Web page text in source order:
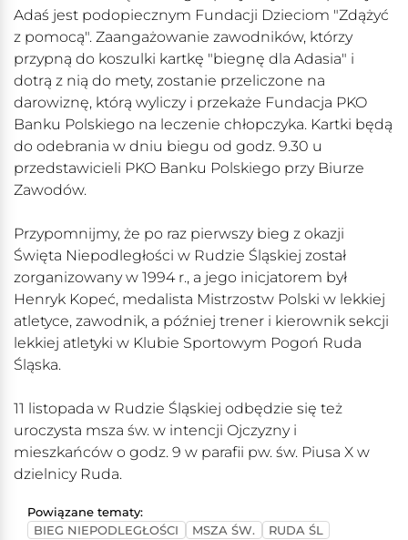
Adaś jest podopiecznym Fundacji Dzieciom "Zdążyć
z pomocą". Zaangażowanie zawodników, którzy
przypną do koszulki kartkę "biegnę dla Adasia" i
dotrą z nią do mety, zostanie przeliczone na
darowiznę, którą wyliczy i przekaże Fundacja PKO
Banku Polskiego na leczenie chłopczyka. Kartki będą
do odebrania w dniu biegu od godz. 9.30 u
przedstawicieli PKO Banku Polskiego przy Biurze
Zawodów.
Przypomnijmy, że po raz pierwszy bieg z okazji
Święta Niepodległości w Rudzie Śląskiej został
zorganizowany w 1994 r., a jego inicjatorem był
Henryk Kopeć, medalista Mistrzostw Polski w lekkiej
atletyce, zawodnik, a później trener i kierownik sekcji
lekkiej atletyki w Klubie Sportowym Pogoń Ruda
Śląska.
11 listopada w Rudzie Śląskiej odbędzie się też
uroczysta msza św. w intencji Ojczyzny i
mieszkańców o godz. 9 w parafii pw. św. Piusa X w
dzielnicy Ruda.
Powiązane tematy:
BIEG NIEPODLEGŁOŚCI
MSZA ŚW. RUDA ŚL